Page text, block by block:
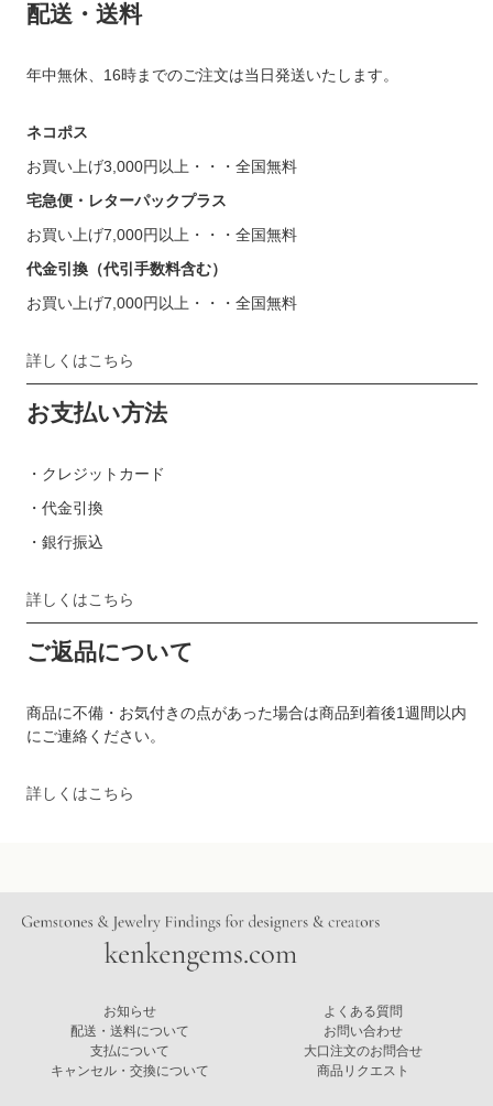
配送・送料
年中無休、16時までのご注文は当日発送いたします。
ネコポス
お買い上げ3,000円以上・・・全国無料
宅急便・レターパックプラス
お買い上げ7,000円以上・・・全国無料
代金引換（代引手数料含む）
お買い上げ7,000円以上・・・全国無料
詳しくはこちら
お支払い方法
・クレジットカード
・代金引換
・銀行振込
詳しくはこちら
ご返品について
商品に不備・お気付きの点があった場合は商品到着後1週間以内
にご連絡ください。
詳しくはこちら
お知らせ
配送・送料について
支払について
キャンセル・交換について
よくある質問
お問い合わせ
大口注文のお問合せ
商品リクエスト